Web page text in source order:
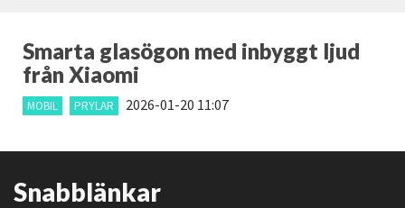
Smarta glasögon med inbyggt ljud
från Xiaomi
MOBIL PRYLAR 2026-01-20 11:07
Snabblänkar